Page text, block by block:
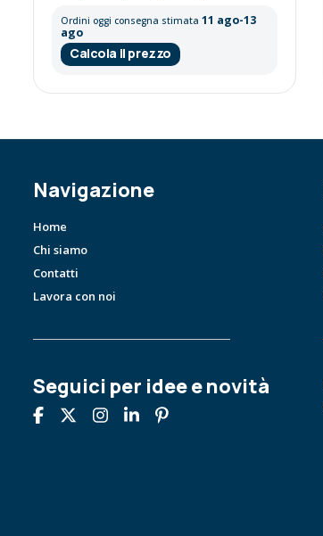
Ordini oggi consegna stimata 11 ago-13
ago
Calcola il prezzo
Navigazione
Home
Chi siamo
Contatti
Lavora con noi
Seguici per idee e novità